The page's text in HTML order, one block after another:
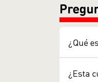
¿Qué
¿Esta